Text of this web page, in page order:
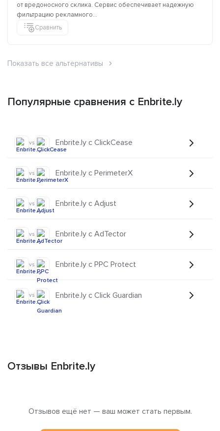
от вредоносного склика. Сервис обеспечивает надежную
фильтрацию рекламного...
Сравнить
Показать все альтернативы
Популярные сравнения с Enbrite.ly
vs Enbrite.ly с ClickCease
vs Enbrite.ly с PerimeterX
vs Enbrite.ly с Adjust
vs Enbrite.ly с AdTector
vs Enbrite.ly с PPC Protect
vs Enbrite.ly с Click Guardian
Отзывы Enbrite.ly
Отзывов ещё нет — ваш может стать первым.